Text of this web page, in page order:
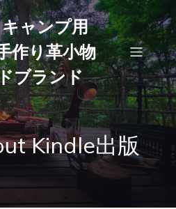
ャンプ用
作り革小物
ブランド
Kindle出版